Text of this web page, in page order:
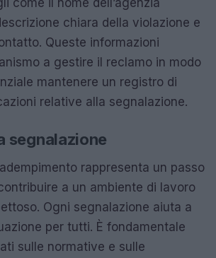
chiara della violazione e
Queste informazioni
a gestire il reclamo in modo
mantenere un registro di
relative alla segnalazione.
segnalazione
rappresenta un passo
a un ambiente di lavoro
Ogni segnalazione aiuta a
per tutti. È fondamentale
sulle normative e sulle